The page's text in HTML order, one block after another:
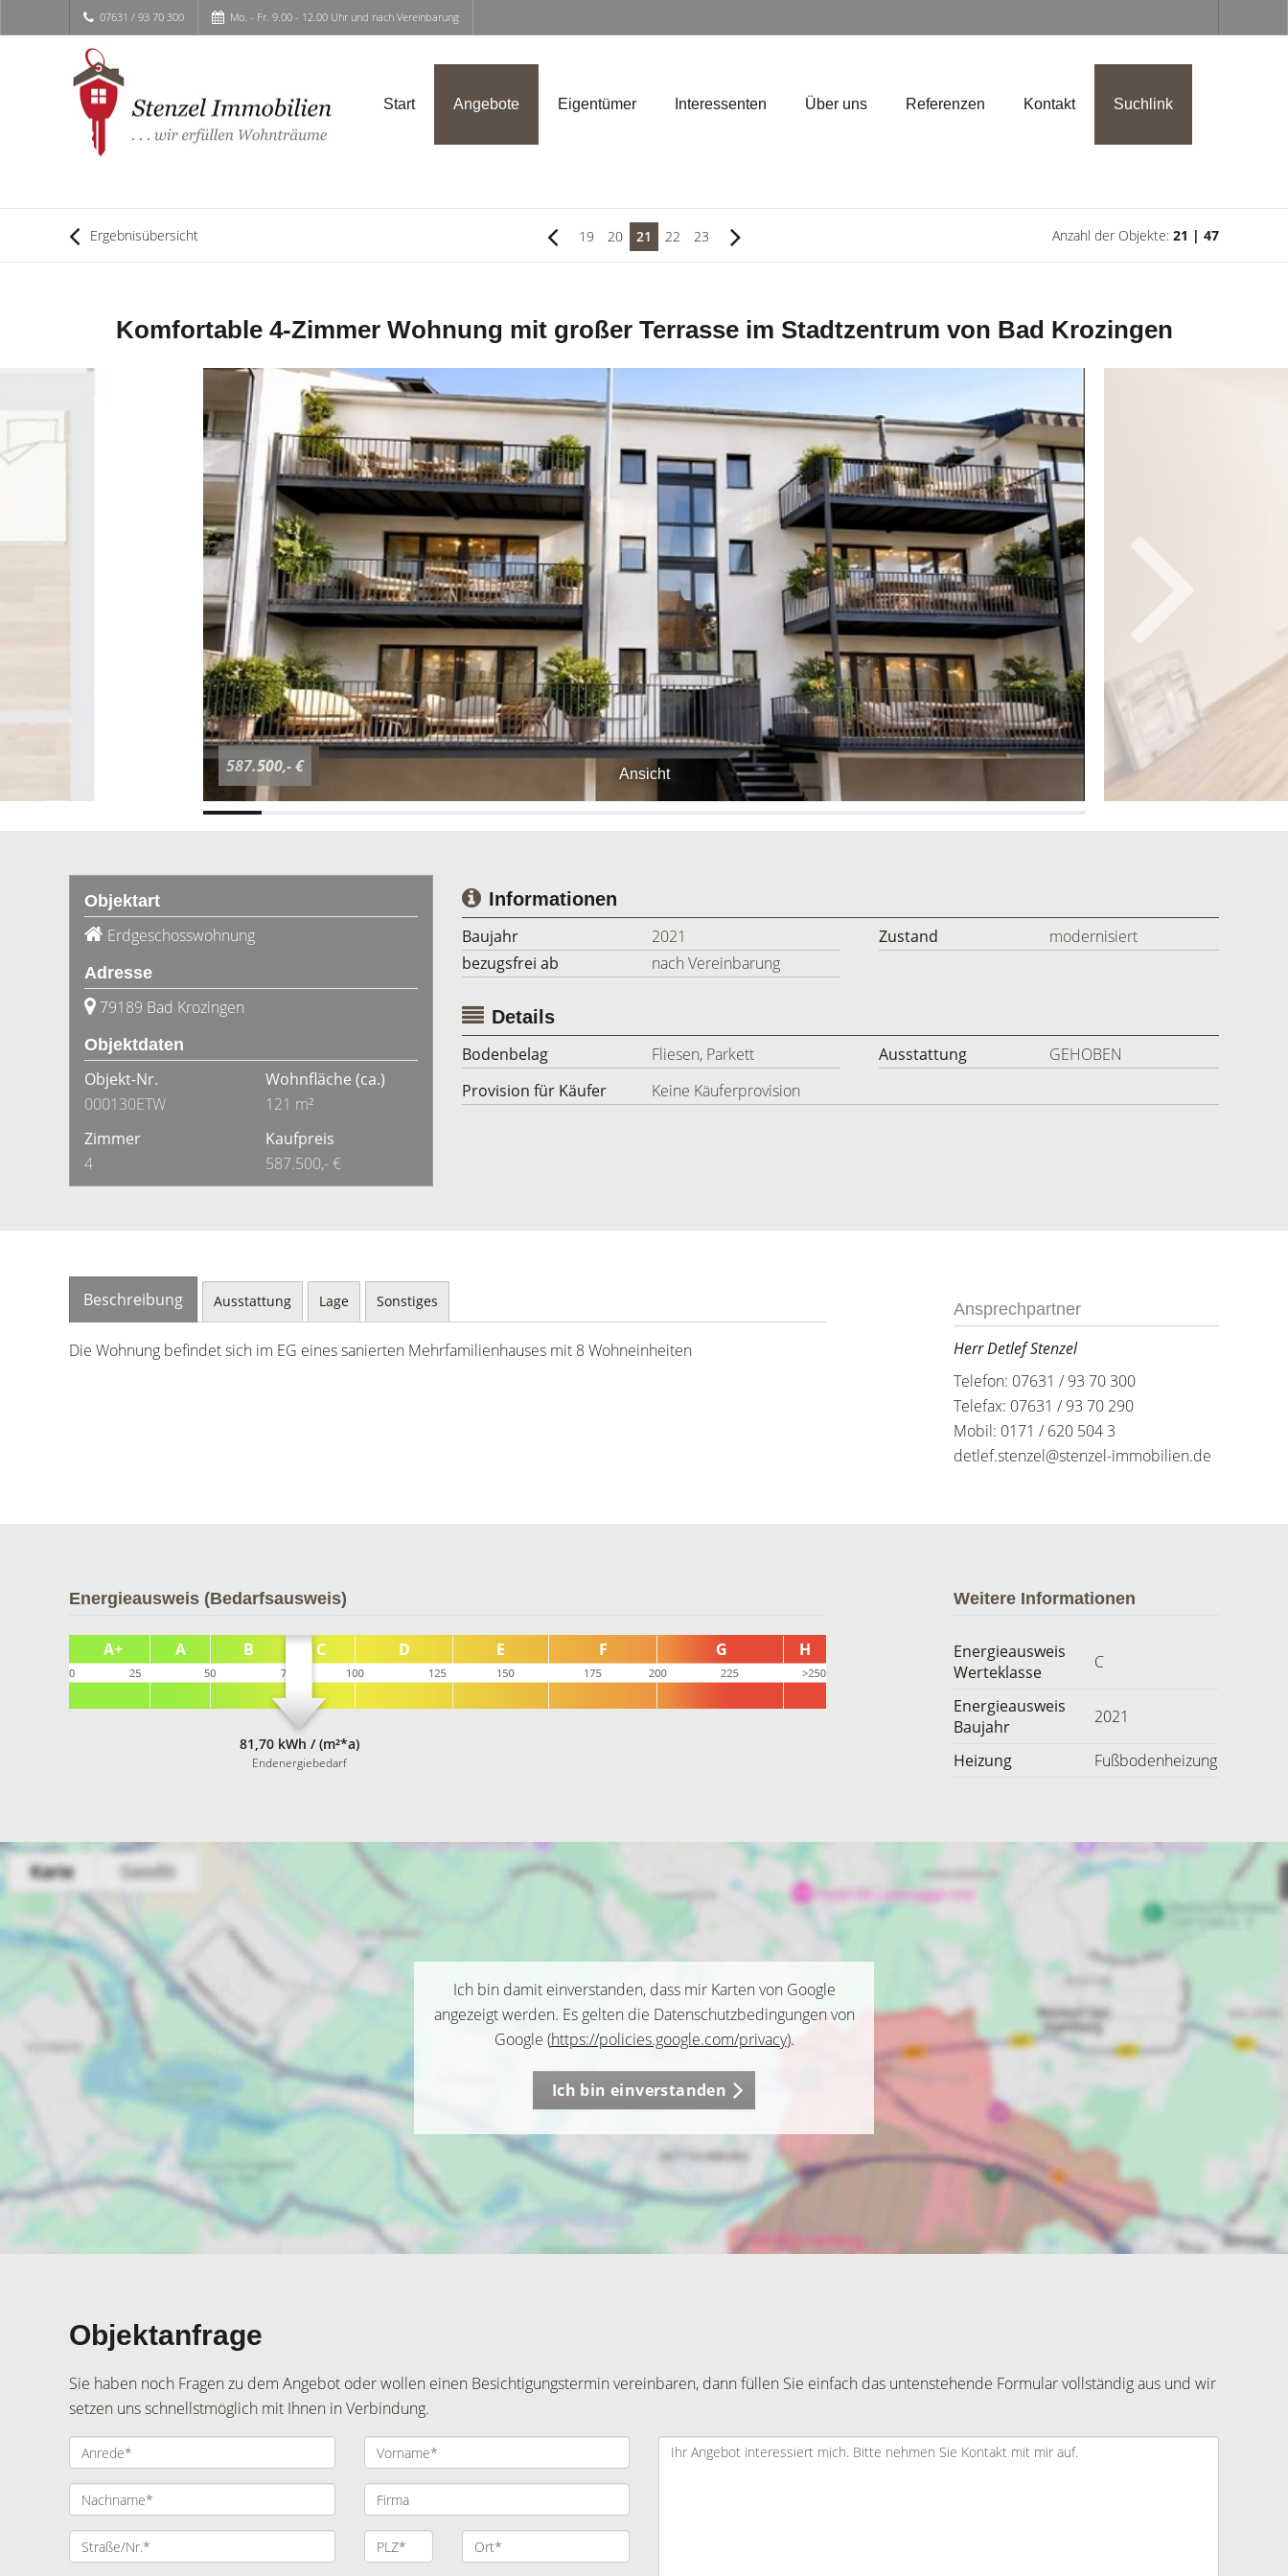
07631 / 93 70 300 Mo. - Fr. 9.00 - 12.00 Uhr und nach Vereinbarung
Start Angebote Eigentümer Interessenten Über uns Referenzen Kontakt Suchlink
Ergebnisübersicht 19 20 21 22 23 Anzahl der Objekte: 21 | 47
Komfortable 4-Zimmer Wohnung mit großer Terrasse im Stadtzentrum von Bad Krozingen
Ansicht
587.500,- €
Objektart
Erdgeschosswohnung
Adresse
79189 Bad Krozingen
Objektdaten
Objekt-Nr.
000130ETW
Wohnfläche (ca.)
121 m²
Zimmer
4
Kaufpreis
587.500,- €
Informationen
Baujahr
2021 Zustand
modernisiert
bezugsfrei ab
nach Vereinbarung
Details
Bodenbelag
Fliesen, Parkett Ausstattung
GEHOBEN
Provision für Käufer
Keine Käuferprovision
Beschreibung Ausstattung Lage Sonstiges
Die Wohnung befindet sich im EG eines sanierten Mehrfamilienhauses mit 8 Wohneinheiten
Ansprechpartner
Herr Detlef Stenzel
Telefon: 07631 / 93 70 300
Telefax: 07631 / 93 70 290
Mobil: 0171 / 620 504 3
detlef.stenzel@stenzel-immobilien.de
Energieausweis (Bedarfsausweis)
81,70 kWh / (m²*a)
Endenergiebedarf
Weitere Informationen
Energieausweis
Werteklasse
C
Energieausweis
Baujahr
2021
Heizung Fußbodenheizung
Ich bin damit einverstanden, dass mir Karten von Google
angezeigt werden. Es gelten die Datenschutzbedingungen von
Google (https://policies.google.com/privacy).
Ich bin einverstanden
Objektanfrage
Sie haben noch Fragen zu dem Angebot oder wollen einen Besichtigungstermin vereinbaren, dann füllen Sie einfach das untenstehende Formular vollständig aus und wir
setzen uns schnellstmöglich mit Ihnen in Verbindung.